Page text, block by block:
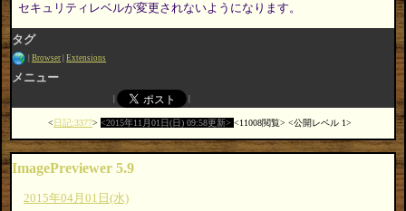
セキュリティレベルが変更されないようになります。
タグ
Browser Extensions
メニュー
日記:3377 2015年11月01日(日) 09:58更新 11008閲覧 公開レベル 1
ImagePreviewer 5.9
2015年04月01日(水)